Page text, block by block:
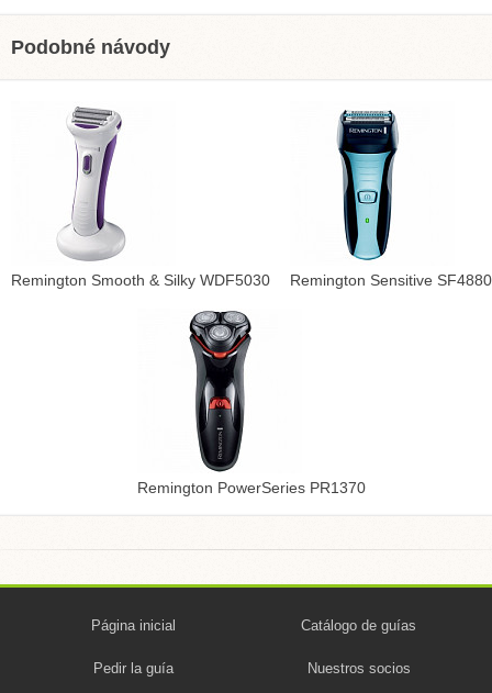
Podobné návody
Remington Smooth & Silky WDF5030 Remington Sensitive SF4880
Remington PowerSeries PR1370
Página inicial Catálogo de guías
Pedir la guía Nuestros socios